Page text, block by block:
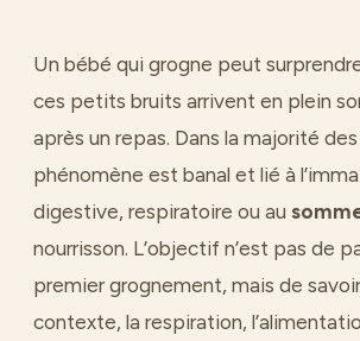
Un bébé qui grogne peut
ces petits bruits arrivent en plein
après un repas. Dans la majorité
phénomène est banal et lié à
digestive, respiratoire ou au
nourrisson. L’objectif n’est pas de
premier grognement, mais de
contexte, la respiration,